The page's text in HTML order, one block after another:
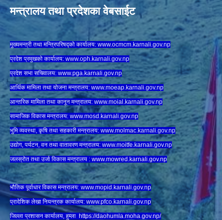
मन्त्रालय तथा प्रदेशका वेबसाईट
मुख्यमन्त्री तथा मन्त्रिपरिषद्को कार्यालय: www.ocmcm.karnali.gov.np
प्रदेश प्रमुखको कार्यालय: www.oph.karnali.gov.np
प्रदेश सभा सचिवालय: www.pga.karnali.gov.np
आर्थिक मामिला तथा योजना मन्त्रालय: www.moeap.karnali.gov.np
आन्तरिक मामिला तथा कानून मन्त्रालय: www.moial.karnali.gov.np
सामाजिक विकास मन्त्रालय: www.mosd.karnali.gov.np
भुमि व्यवस्था, कृषि तथा सहकारी मन्त्रालय: www.molmac.karnali.gov.np
उद्योग, पर्यटन, वन तथा वातावरण मन्त्रालय: www.moitfe.karnali.gov.np
जलस्रोत तथा उर्जा विकास मन्त्रालय : www.mowred.karnali.gov.np
भौतिक पूर्वाधार विकास मन्त्रालय: www.mopid.karnali.gov.np
प्रादेशिक लेखा नियन्त्रक कार्यालय: www.pfco.karnali.gov.np
जिल्ला प्रशासन कार्यालय, हुम्ला https://daohumla.moha.gov.np/